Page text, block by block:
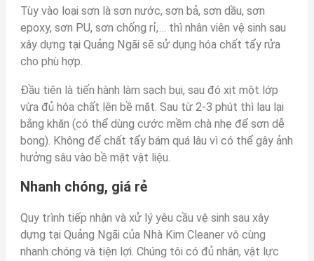
Tùy vào loại sơn là sơn nước, sơn bả, sơn dầu, sơn
epoxy, sơn PU, sơn chống rỉ,… thì nhân viên vệ sinh sau
xây dựng tại Quảng Ngãi sẽ sử dụng hóa chất tẩy rửa
cho phù hợp.
Đầu tiên là tiến hành làm sạch bụi, sau đó xịt một lớp
vừa đủ hóa chất lên bề mặt. Sau từ 2-3 phút thì lau lại
bằng khăn (có thể dùng cước mềm chà nhẹ để sơn dễ
bong). Không để chất tẩy bám quá lâu vì có thể gây ảnh
hưởng sâu vào bề mặt vật liệu.
Nhanh chóng, giá rẻ
Quy trình tiếp nhận và xử lý yêu cầu vệ sinh sau xây
dựng tại Quảng Ngãi của Nhà Kim Cleaner vô cùng
nhanh chóng và tiện lợi. Chúng tôi có đủ nhân, vật lực